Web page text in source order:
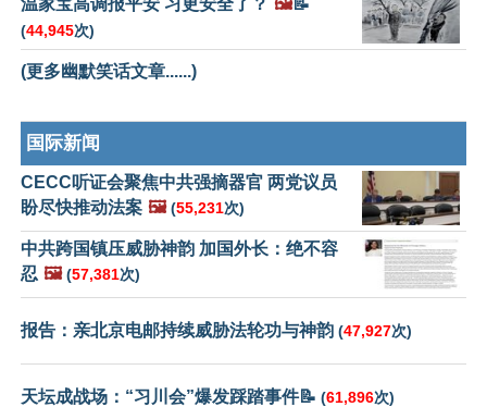
温家宝高调报平安 习更安全了？ 🖼️📝
(44,945次)
(更多幽默笑话文章......)
国际新闻
CECC听证会聚焦中共强摘器官 两党议员
盼尽快推动法案 🖼️ (55,231次)
中共跨国镇压威胁神韵 加国外长：绝不容
忍 🖼️ (57,381次)
报告：亲北京电邮持续威胁法轮功与神韵 (47,927次)
天坛成战场：“习川会”爆发踩踏事件📝 (61,896次)